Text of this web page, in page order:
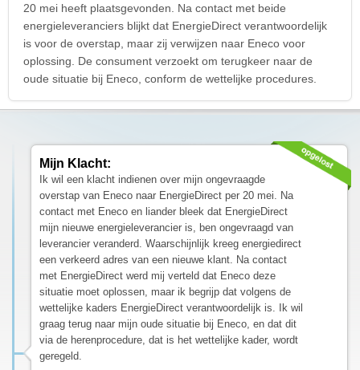
20 mei heeft plaatsgevonden. Na contact met beide
energieleveranciers blijkt dat EnergieDirect verantwoordelijk
is voor de overstap, maar zij verwijzen naar Eneco voor
oplossing. De consument verzoekt om terugkeer naar de
oude situatie bij Eneco, conform de wettelijke procedures.
Mijn Klacht:
Ik wil een klacht indienen over mijn ongevraagde
overstap van Eneco naar EnergieDirect per 20 mei. Na
contact met Eneco en liander bleek dat EnergieDirect
mijn nieuwe energieleverancier is, ben ongevraagd van
leverancier veranderd. Waarschijnlijk kreeg energiedirect
een verkeerd adres van een nieuwe klant. Na contact
met EnergieDirect werd mij verteld dat Eneco deze
situatie moet oplossen, maar ik begrijp dat volgens de
wettelijke kaders EnergieDirect verantwoordelijk is. Ik wil
graag terug naar mijn oude situatie bij Eneco, en dat dit
via de herenprocedure, dat is het wettelijke kader, wordt
geregeld.